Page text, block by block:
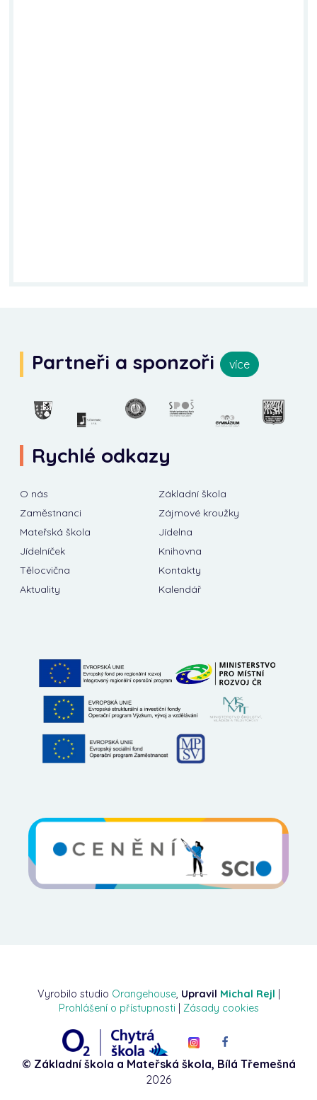
Partneři a sponzoři více
Rychlé odkazy
O nás
Základní škola
Zaměstnanci
Zájmové kroužky
Mateřská škola
Jídelna
Jídelníček
Knihovna
Tělocvična
Kontakty
Aktuality
Kalendář
Vyrobilo studio Orangehouse, Upravil Michal Rejl |
Prohlášení o přístupnosti | Zásady cookies
© Základní škola a Mateřská škola, Bílá Třemešná
2026